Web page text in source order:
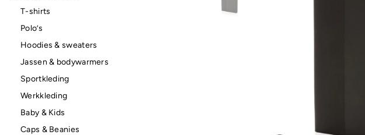
T-shirts
Polo’s
Hoodies & sweaters
Jassen & bodywarmers
Sportkleding
Werkkleding
Baby & Kids
Caps & Beanies